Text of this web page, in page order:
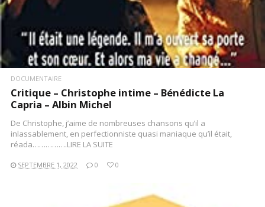
DOCUMENTAIRE
Critique – Christophe intime – Bénédicte La
Capria – Albin Michel
De Christophe, j’aime de nombreuses chansons qu’il a
inlassablement, en perfectionniste quasi maniaque qu’il était,
réada…………….LIRE LA SUITE
SEPTEMBRE 1, 2022 0 0